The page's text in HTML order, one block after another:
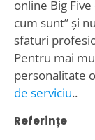
online Big
cum sunt” și
sfaturi
Pentru mai
personalitate
de serviciu..
Referințe